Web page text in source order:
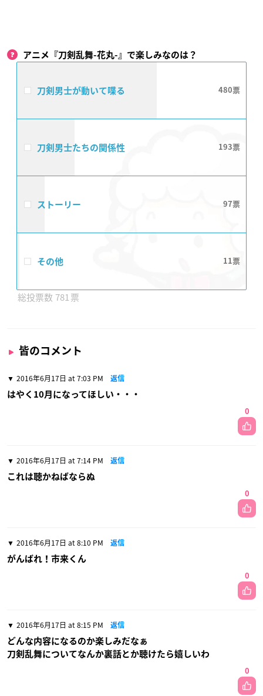
アニメ『刀剣乱舞-花丸-』で楽しみなのは？
刀剣男士が動いて喋る 480
刀剣男士たちの関係性 193
ストーリー 97
その他 11
781
皆のコメント
2016年6月17日 at 7:03 PM 返信
はやく10月になってほしい・・・
0
2016年6月17日 at 7:14 PM 返信
これは聴かねばならぬ
0
2016年6月17日 at 8:10 PM 返信
がんばれ！市来くん
0
2016年6月17日 at 8:15 PM 返信
どんな内容になるのか楽しみだなぁ
刀剣乱舞についてなんか裏話とか聴けたら嬉しいわ
0